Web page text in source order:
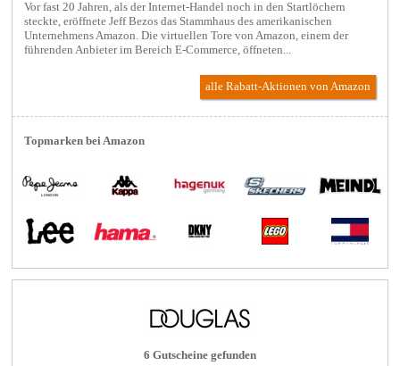
Vor fast 20 Jahren, als der Internet-Handel noch in den Startlöchern
steckte, eröffnete Jeff Bezos das Stammhaus des amerikanischen
Unternehmens Amazon. Die virtuellen Tore von Amazon, einem der
führenden Anbieter im Bereich E-Commerce, öffneten...
alle Rabatt-Aktionenvon Amazon
Topmarken bei Amazon
6 Gutscheine gefunden